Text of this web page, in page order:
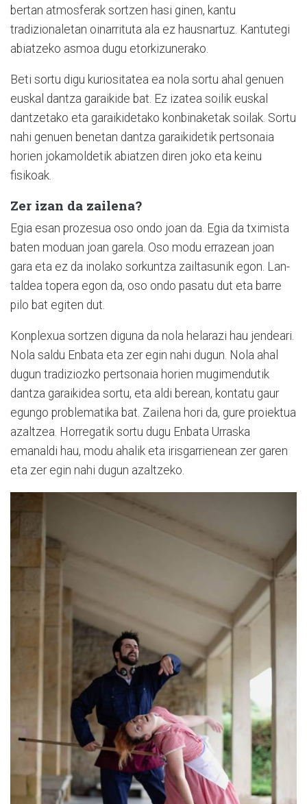
bertan atmosferak sortzen hasi ginen, kantu
tradizionaletan oinarrituta ala ez hausnartuz. Kantutegi
abiatzeko asmoa dugu etorkizunerako.
Beti sortu digu kuriositatea ea nola sortu ahal genuen
euskal dantza garaikide bat. Ez izatea soilik euskal
dantzetako eta garaikidetako konbinaketak soilak. Sortu
nahi genuen benetan dantza garaikidetik pertsonaia
horien jokamoldetik abiatzen diren joko eta keinu
fisikoak.
Zer izan da zailena?
Egia esan prozesua oso ondo joan da. Egia da tximista
baten moduan joan garela. Oso modu errazean joan
gara eta ez da inolako sorkuntza zailtasunik egon. Lan-
taldea topera egon da, oso ondo pasatu dut eta barre
pilo bat egiten dut.
Konplexua sortzen diguna da nola helarazi hau jendeari.
Nola saldu Enbata eta zer egin nahi dugun. Nola ahal
dugun tradiziozko pertsonaia horien mugimendutik
dantza garaikidea sortu, eta aldi berean, kontatu gaur
egungo problematika bat. Zailena hori da, gure proiektua
azaltzea. Horregatik sortu dugu Enbata Urraska
emanaldi hau, modu ahalik eta irisgarrienean zer garen
eta zer egin nahi dugun azaltzeko.